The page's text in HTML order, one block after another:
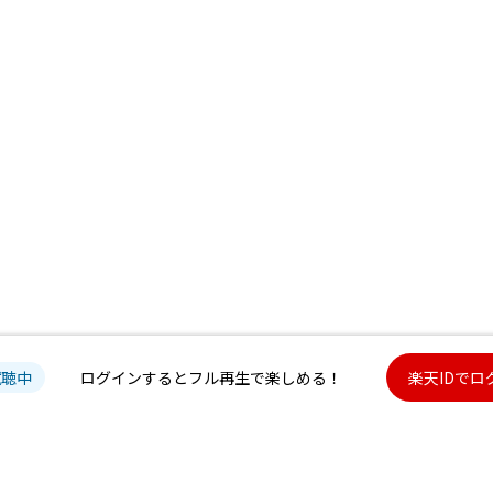
中 ログインするとフル再生で楽しめる！ 楽天IDでロ